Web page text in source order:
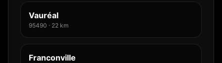
Vauréal
95490 · 22 km
Franconville